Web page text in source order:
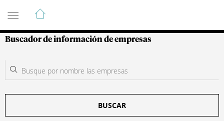
Guía de Empresas Colombianas
Buscador de información de empresas
BUSCAR